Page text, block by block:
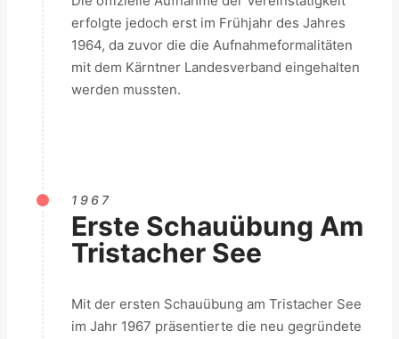
erfolgte jedoch erst im Frühjahr des Jahres
1964, da zuvor die die Aufnahmeformalitäten
mit dem Kärntner Landesverband eingehalten
werden mussten.
1967
Erste Schauübung Am
Tristacher See
Mit der ersten Schauübung am Tristacher See
im Jahr 1967 präsentierte die neu gegründete